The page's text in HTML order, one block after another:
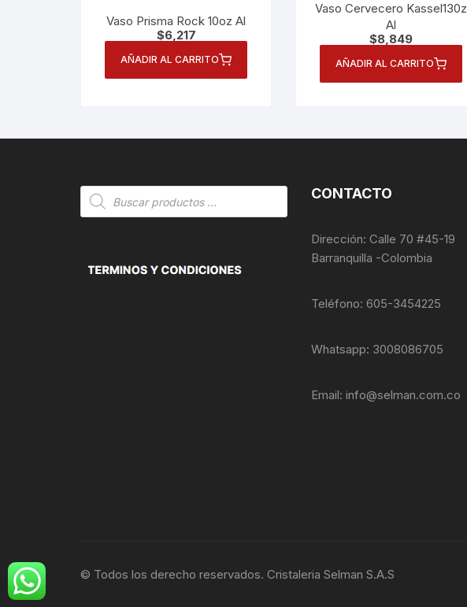
Vaso Prisma Rock 10oz Al
$6,217
AÑADIR AL CARRITO
Vaso Cervecero Kassel130z
Al
$8,849
AÑADIR AL CARRITO
Búsqueda
de
CONTACTO
Dirección: Calle 70 #45-19
Barranquilla -Colombia
Teléfono: 605-3454225
Whatsapp: 3008086705
Email: info@selman.com.co
© Todos los derecho reservados. Cristaleria Selman S.A.S